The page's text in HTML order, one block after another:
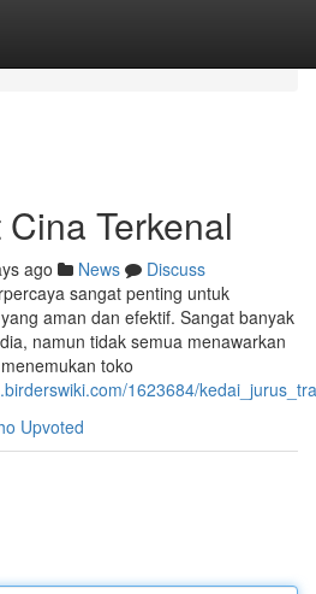
Terkenal
ago News
Discuss
sangat penting untuk
aman dan efektif. Sangat banyak
namun tidak semua menawarkan
toko
1623684/
Upvoted